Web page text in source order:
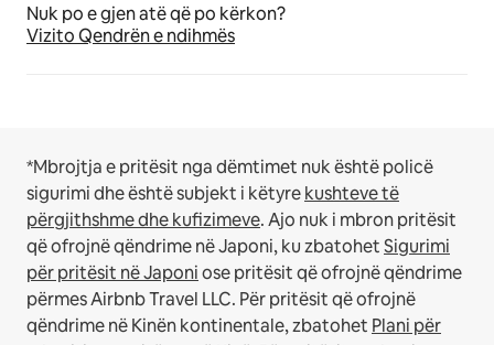
Nuk po e gjen atë që po kërkon?
Vizito Qendrën e ndihmës
*Mbrojtja e pritësit nga dëmtimet nuk është policë
sigurimi dhe është subjekt i këtyrekushteve të
përgjithshme dhe kufizimeve.Ajo nuk i mbron pritësit
që ofrojnë qëndrime në Japoni, ku zbatohetSigurimi
për pritësit në Japoniose pritësit që ofrojnë qëndrime
përmes Airbnb Travel LLC. Për pritësit që ofrojnë
qëndrime në Kinën kontinentale, zbatohet Plani për